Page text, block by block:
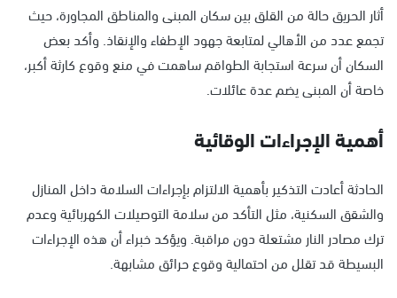
أثار الحريق حالة من القلق بين سكان المبنى والمناطق المجاورة، حيث
تجمع عدد من الأهالي لمتابعة جهود الإطفاء والإنقاذ. وأكد بعض
السكان أن سرعة استجابة الطواقم ساهمت في منع وقوع كارثة أكبر،
خاصة أن المبنى يضم عدة عائلات.
أهمية الإجراءات الوقائية
الحادثة أعادت التذكير بأهمية الالتزام بإجراءات السلامة داخل المنازل
والشقق السكنية، مثل التأكد من سلامة التوصيلات الكهربائية وعدم
ترك مصادر النار مشتعلة دون مراقبة. ويؤكد خبراء أن هذه الإجراءات
البسيطة قد تقلل من احتمالية وقوع حرائق مشابهة.